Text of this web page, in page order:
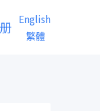
English
繁體